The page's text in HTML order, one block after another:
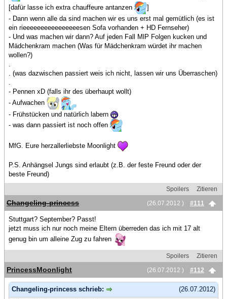
[dafür lasse ich extra chauffeure antanzen
]
- Dann wenn alle da sind machen wir es uns erst mal gemütlich (es ist
ein rieeeeeeeeeeeeeeeesen Sofa vorhanden + HD Fernseher)
- Und was machen wir dann? Auf jeden Fall MlP Folgen kucken und
Mädchenkram machen (Was für Mädchenkram würdet ihr machen
wollen?)
.
. (was dazwischen passiert weis ich nicht, lassen wir uns Überraschen)
.
- Pennen xD (falls ihr des überhaupt wollt)
- Aufwachen
- Frühstücken und natürlich labern
- was dann passiert ist noch offen
MfG. Eure herzallerliebste Moonlight
P.S. Anhängsel Jungs sind erlaubt (z.B. der feste Freund oder der
beste Freund)
Spoilers
Zitieren
(26.07.2012 )
#111
Changeling-princess
Stuttgart? September? Passt!
jetzt muss ich nur noch meine Eltern überreden das ich mit 17 alt
genug bin um alleine Zug zu fahren
Spoilers
Zitieren
(26.07.2012 )
#112
PrincessMoonlight
(26.07.2012)
Changeling-princess schrieb: